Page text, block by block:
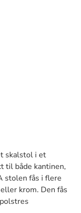
skalstol i et
til både kantinen,
stolen fås i flere
krom. Den fås